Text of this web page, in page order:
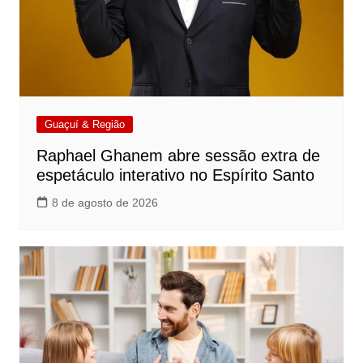
Guaçuí & Região
Raphael Ghanem abre sessão extra de
espetáculo interativo no Espírito Santo
8 de agosto de 2026